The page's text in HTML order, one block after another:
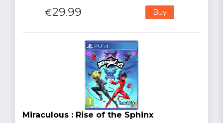
€29.99 Buy
Miraculous : Rise of the Sphinx